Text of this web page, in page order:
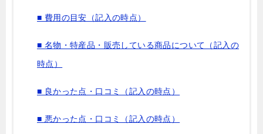
■ 費用の目安（記入の時点）
■ 名物・特産品・販売している商品について（記入の
時点）
■ 良かった点・口コミ（記入の時点）
■ 悪かった点・口コミ（記入の時点）